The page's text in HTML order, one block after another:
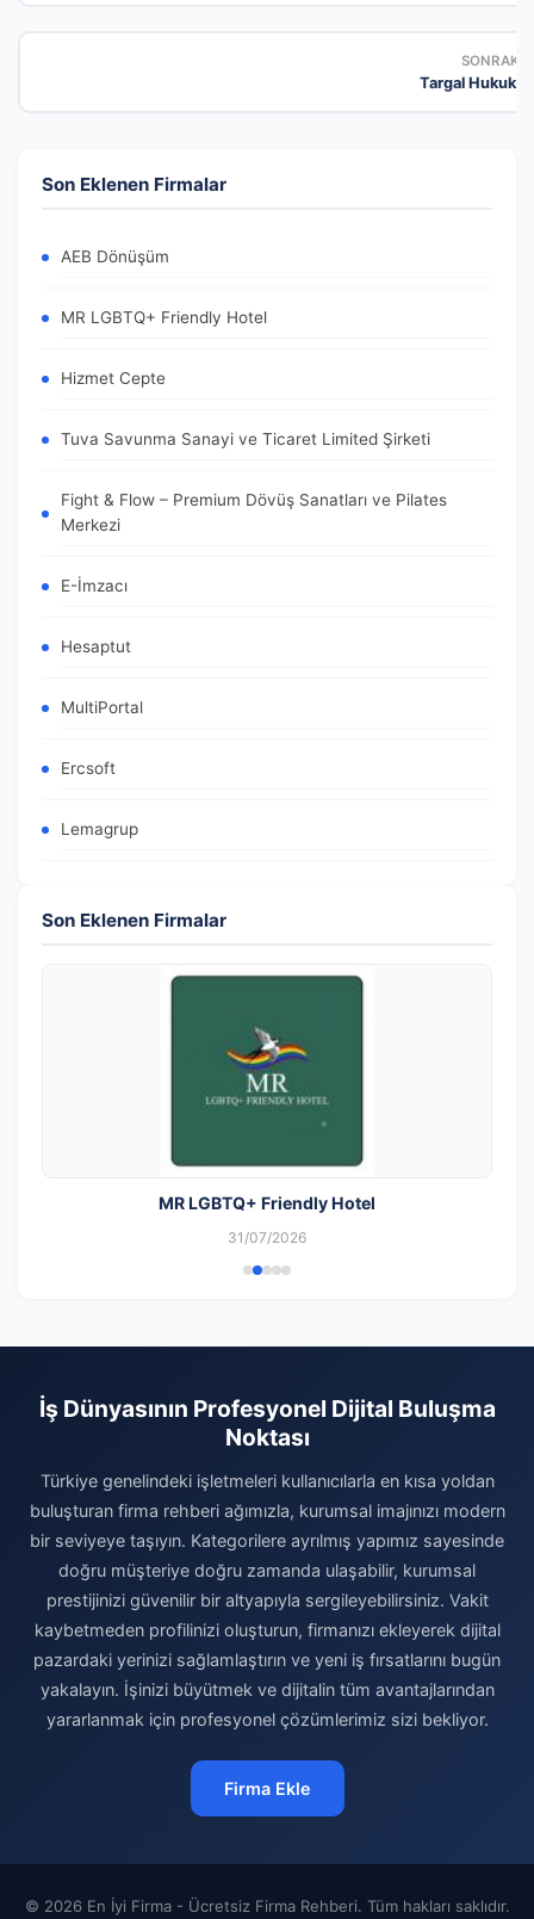
SONRAKI
Targal Hukuk
Son Eklenen Firmalar
AEB Dönüşüm
MR LGBTQ+ Friendly Hotel
Hizmet Cepte
Tuva Savunma Sanayi ve Ticaret Limited Şirketi
Fight & Flow – Premium Dövüş Sanatları ve Pilates
Merkezi
E-İmzacı
Hesaptut
MultiPortal
Ercsoft
Lemagrup
Son Eklenen Firmalar
MR LGBTQ+ Friendly Hotel
31/07/2026
İş Dünyasının Profesyonel Dijital Buluşma
Noktası
Türkiye genelindeki işletmeleri kullanıcılarla en kısa yoldan
buluşturan firma rehberi ağımızla, kurumsal imajınızı modern
bir seviyeye taşıyın. Kategorilere ayrılmış yapımız sayesinde
doğru müşteriye doğru zamanda ulaşabilir, kurumsal
prestijinizi güvenilir bir altyapıyla sergileyebilirsiniz. Vakit
kaybetmeden profilinizi oluşturun, firmanızı ekleyerek dijital
pazardaki yerinizi sağlamlaştırın ve yeni iş fırsatlarını bugün
yakalayın. İşinizi büyütmek ve dijitalin tüm avantajlarından
yararlanmak için profesyonel çözümlerimiz sizi bekliyor.
Firma Ekle
© 2026 En İyi Firma - Ücretsiz Firma Rehberi. Tüm hakları saklıdır.